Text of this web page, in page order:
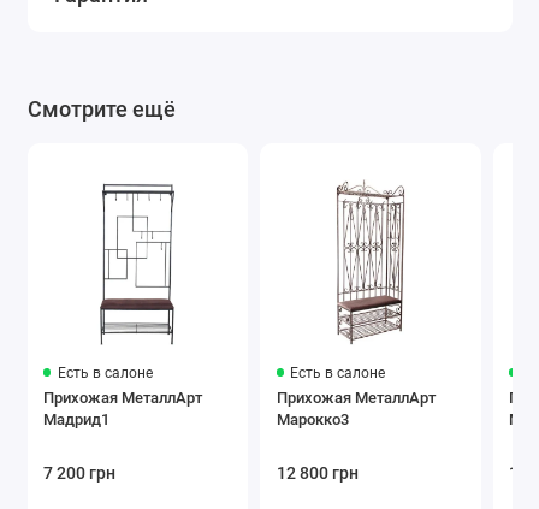
Смотрите ещё
Есть в салоне
Прихожая МеталлАрт
Мадрид1
7 200 грн
Есть в салоне
Прихожая МеталлАрт
Марокко3
12 800 грн 10